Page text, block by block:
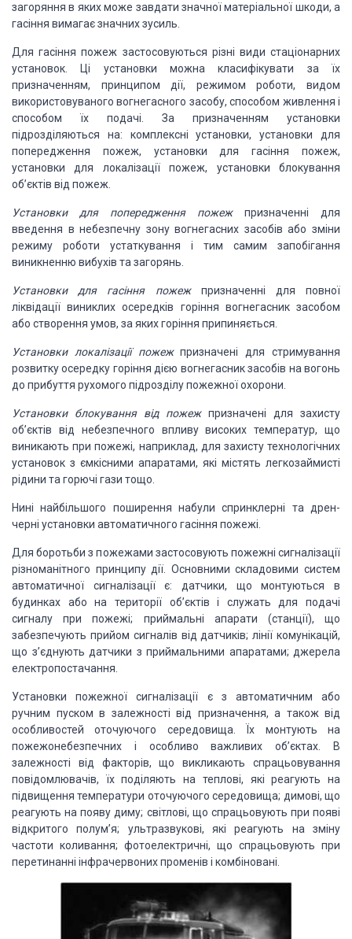
загоряння в яких може завдати значної матеріальної шкоди, а
гасіння вимагає значних зусиль.
Для гасіння пожеж застосовуються різні види стаціонарних
установок. Ці установки можна класифікувати за їх
призначенням, принципом дії, режимом роботи, видом
використовуваного вогнегасного засобу, способом живлення і
способом їх подачі. За призначенням установки
підрозділяються на: комплексні установки, установки для
попередження пожеж, установки для гасіння пожеж,
установки для локалізації пожеж, установки блокування
об’єктів від пожеж.
Установки для попередження пожежпризначенні для
введення в небезпечну зону вогнегасних засобів або зміни
режиму роботи устаткування і тим самим запобігання
виникненню вибухів та загорянь.
Установки для гасіння пожежпризначенні для повної
ліквідації виниклих осередків горіння вогнегасник засобом
або створення умов, за яких горіння припиняється.
Установки локалізації пожежпризначені для стримування
розвитку осередку горіння дією вогнегасник засобів на вогонь
до прибуття рухомого підрозділу пожежної охорони.
Установки блокування від пожежпризначені для захисту
об’єктів від небезпечного впливу високих температур, що
виникають при пожежі, наприклад, для захисту технологічних
установок з ємкісними апаратами, які містять легкозаймисті
рідини та горючі гази тощо.
Нині найбільшого поширення набули спринклерні та дрен-
черні установки автоматичного гасіння пожежі.
Для боротьби з пожежами застосовують пожежні сигналізації
різноманітного принципу дії. Основними складовими систем
автоматичної сигналізації є: датчики, що монтуються в
будинках або на території об’єктів і служать для подачі
сигналу при пожежі; приймальні апарати (станції), що
забезпечують прийом сигналів від датчиків; лінії комунікацій,
що з’єднують датчики з приймальними апаратами; джерела
електропостачання.
Установки пожежної сигналізації є з автоматичним або
ручним пуском в залежності від призначення, а також від
особливостей оточуючого середовища. Їх монтують на
пожежонебезпечних і особливо важливих об’єктах. В
залежності від факторів, що викликають спрацьовування
повідомлювачів, їх поділяють на теплові, які реагують на
підвищення температури оточуючого середовища; димові, що
реагують на появу диму; світлові, що спрацьовують при появі
відкритого полум’я; ультразвукові, які реагують на зміну
частоти коливання; фотоелектричні, що спрацьовують при
перетинанні інфрачервоних променів і комбіновані.